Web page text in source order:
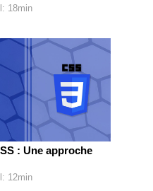
18min
: Une approche
12min